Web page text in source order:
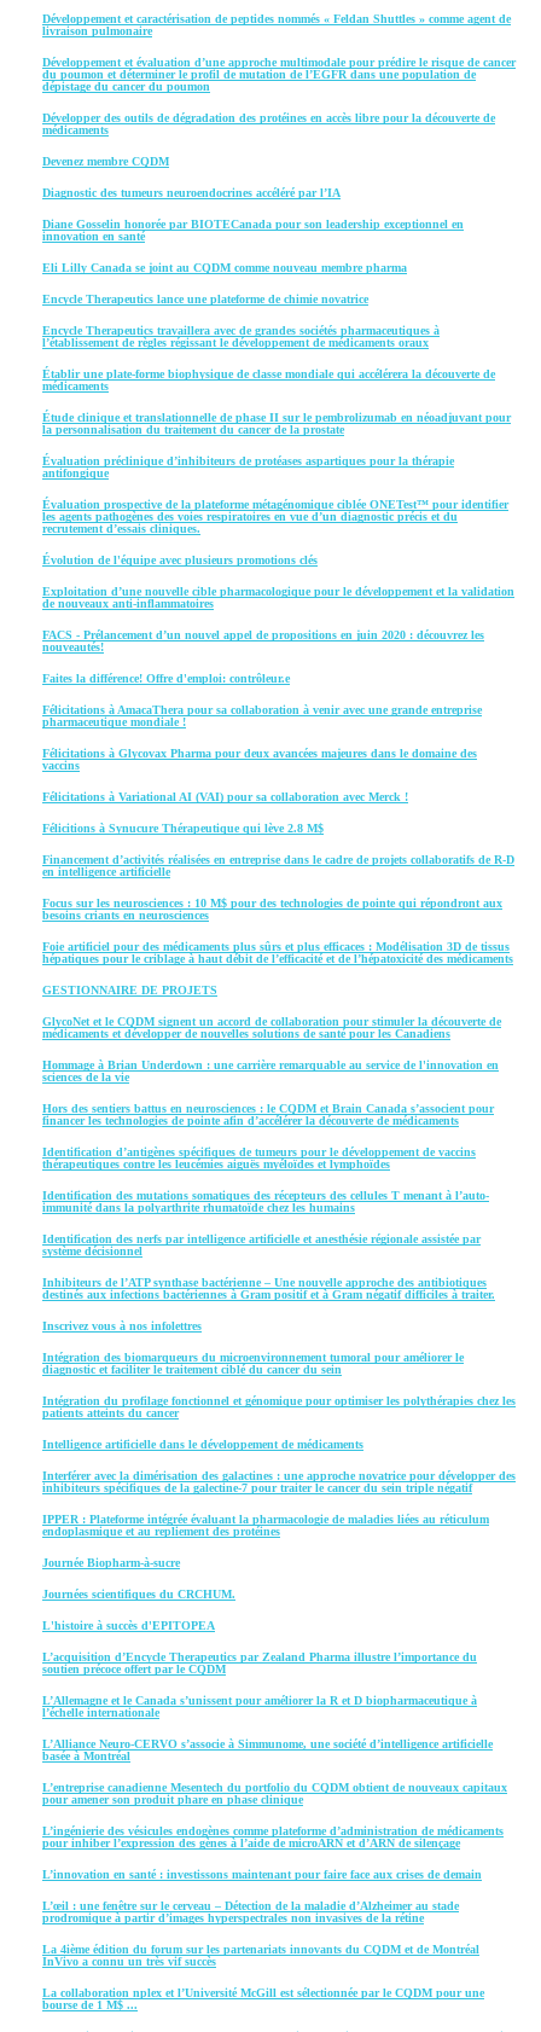
Développement et caractérisation de peptides nommés « Feldan Shuttles » comme agent de
livraison pulmonaire
Développement et évaluation d’une approche multimodale pour prédire le risque de cancer
du poumon et déterminer le profil de mutation de l’EGFR dans une population de
dépistage du cancer du poumon
Développer des outils de dégradation des protéines en accès libre pour la découverte de
médicaments
Devenez membre CQDM
Diagnostic des tumeurs neuroendocrines accéléré par l’IA
Diane Gosselin honorée par BIOTECanada pour son leadership exceptionnel en
innovation en santé
Eli Lilly Canada se joint au CQDM comme nouveau membre pharma
Encycle Therapeutics lance une plateforme de chimie novatrice
Encycle Therapeutics travaillera avec de grandes sociétés pharmaceutiques à
l’établissement de règles régissant le développement de médicaments oraux
Établir une plate-forme biophysique de classe mondiale qui accélérera la découverte de
médicaments
Étude clinique et translationnelle de phase II sur le pembrolizumab en néoadjuvant pour
la personnalisation du traitement du cancer de la prostate
Évaluation préclinique d’inhibiteurs de protéases aspartiques pour la thérapie
antifongique
Évaluation prospective de la plateforme métagénomique ciblée ONETest™ pour identifier
les agents pathogènes des voies respiratoires en vue d’un diagnostic précis et du
recrutement d’essais cliniques.
Évolution de l'équipe avec plusieurs promotions clés
Exploitation d’une nouvelle cible pharmacologique pour le développement et la validation
de nouveaux anti-inflammatoires
FACS - Prélancement d’un nouvel appel de propositions en juin 2020 : découvrez les
nouveautés!
Faites la différence! Offre d'emploi: contrôleur.e
Félicitations à AmacaThera pour sa collaboration à venir avec une grande entreprise
pharmaceutique mondiale !
Félicitations à Glycovax Pharma pour deux avancées majeures dans le domaine des
vaccins
Félicitations à Variational AI (VAI) pour sa collaboration avec Merck !
Félicitions à Synucure Thérapeutique qui lève 2.8 M$
Financement d’activités réalisées en entreprise dans le cadre de projets collaboratifs de R-D
en intelligence artificielle
Focus sur les neurosciences : 10 M$ pour des technologies de pointe qui répondront aux
besoins criants en neurosciences
Foie artificiel pour des médicaments plus sûrs et plus efficaces : Modélisation 3D de tissus
hépatiques pour le criblage à haut débit de l’efficacité et de l’hépatoxicité des médicaments
GESTIONNAIRE DE PROJETS
GlycoNet et le CQDM signent un accord de collaboration pour stimuler la découverte de
médicaments et développer de nouvelles solutions de santé pour les Canadiens
Hommage à Brian Underdown : une carrière remarquable au service de l'innovation en
sciences de la vie
Hors des sentiers battus en neurosciences : le CQDM et Brain Canada s’associent pour
financer les technologies de pointe afin d’accélérer la découverte de médicaments
Identification d’antigènes spécifiques de tumeurs pour le développement de vaccins
thérapeutiques contre les leucémies aiguës myéloïdes et lymphoïdes
Identification des mutations somatiques des récepteurs des cellules T menant à l’auto-
immunité dans la polyarthrite rhumatoïde chez les humains
Identification des nerfs par intelligence artificielle et anesthésie régionale assistée par
système décisionnel
Inhibiteurs de l’ATP synthase bactérienne – Une nouvelle approche des antibiotiques
destinés aux infections bactériennes à Gram positif et à Gram négatif difficiles à traiter.
Inscrivez vous à nos infolettres
Intégration des biomarqueurs du microenvironnement tumoral pour améliorer le
diagnostic et faciliter le traitement ciblé du cancer du sein
Intégration du profilage fonctionnel et génomique pour optimiser les polythérapies chez les
patients atteints du cancer
Intelligence artificielle dans le développement de médicaments
Interférer avec la dimérisation des galactines : une approche novatrice pour développer des
inhibiteurs spécifiques de la galectine-7 pour traiter le cancer du sein triple négatif
IPPER : Plateforme intégrée évaluant la pharmacologie de maladies liées au réticulum
endoplasmique et au repliement des protéines
Journée Biopharm-à-sucre
Journées scientifiques du CRCHUM.
L'histoire à succès d'EPITOPEA
L’acquisition d’Encycle Therapeutics par Zealand Pharma illustre l’importance du
soutien précoce offert par le CQDM
L’Allemagne et le Canada s’unissent pour améliorer la R et D biopharmaceutique à
l’échelle internationale
L’Alliance Neuro-CERVO s’associe à Simmunome, une société d’intelligence artificielle
basée à Montréal
L’entreprise canadienne Mesentech du portfolio du CQDM obtient de nouveaux capitaux
pour amener son produit phare en phase clinique
L’ingénierie des vésicules endogènes comme plateforme d’administration de médicaments
pour inhiber l’expression des gènes à l’aide de microARN et d’ARN de silençage
L’innovation en santé : investissons maintenant pour faire face aux crises de demain
L’œil : une fenêtre sur le cerveau – Détection de la maladie d’Alzheimer au stade
prodromique à partir d’images hyperspectrales non invasives de la rétine
La 4ième édition du forum sur les partenariats innovants du CQDM et de Montréal
InVivo a connu un très vif succès
La collaboration nplex et l’Université McGill est sélectionnée par le CQDM pour une
bourse de 1 M$ ...